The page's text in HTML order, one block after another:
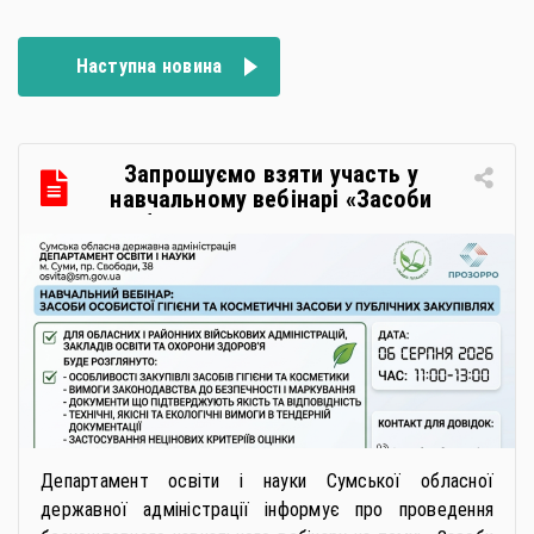
Наступна новина
Запрошуємо взяти участь у
навчальному вебінарі «Засоби
засоби у публічних закупівлях: як
сформувати вимоги та обрати
безпечну і якісну продукцію»
Департамент освіти і науки Сумської обласної
державної адміністрації інформує про проведення